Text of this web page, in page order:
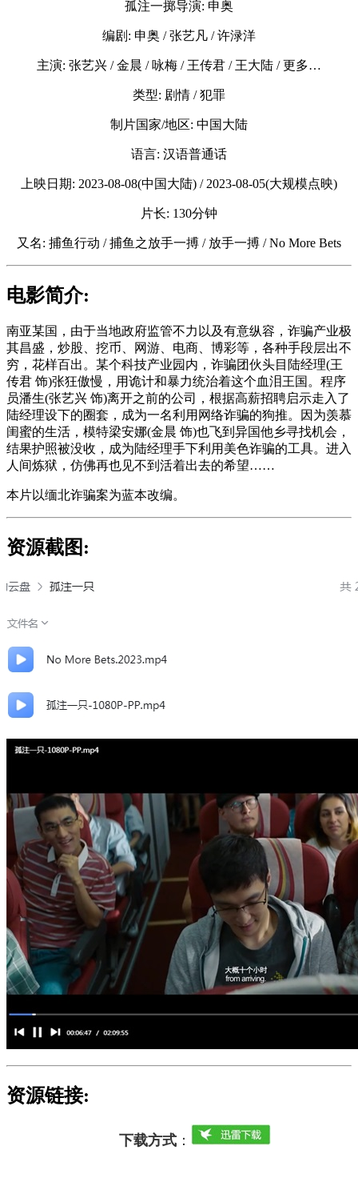
孤注一掷导演: 申奥
编剧: 申奥 / 张艺凡 / 许渌洋
主演: 张艺兴 / 金晨 / 咏梅 / 王传君 / 王大陆 / 更多…
类型: 剧情 / 犯罪
制片国家/地区: 中国大陆
语言: 汉语普通话
上映日期: 2023-08-08(中国大陆) / 2023-08-05(大规模点映)
片长: 130分钟
又名: 捕鱼行动 / 捕鱼之放手一搏 / 放手一搏 / No More Bets
电影简介:
南亚某国，由于当地政府监管不力以及有意纵容，诈骗产业极
其昌盛，炒股、挖币、网游、电商、博彩等，各种手段层出不
穷，花样百出。某个科技产业园内，诈骗团伙头目陆经理(王
传君 饰)张狂傲慢，用诡计和暴力统治着这个血泪王国。程序
员潘生(张艺兴 饰)离开之前的公司，根据高薪招聘启示走入了
陆经理设下的圈套，成为一名利用网络诈骗的狗推。因为羡慕
闺蜜的生活，模特梁安娜(金晨 饰)也飞到异国他乡寻找机会，
结果护照被没收，成为陆经理手下利用美色诈骗的工具。进入
人间炼狱，仿佛再也见不到活着出去的希望……
本片以缅北诈骗案为蓝本改编。
资源截图:
资源链接:
下载方式 ：